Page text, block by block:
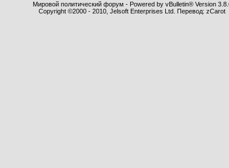
Мировой политический форум - Powered by vBulletin® Version
Copyright ©2000 - 2010, Jelsoft Enterprises Ltd. Перевод: zCarot